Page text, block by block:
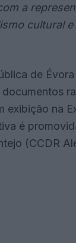
a
cultural
de
exibição na
é
(CCDR